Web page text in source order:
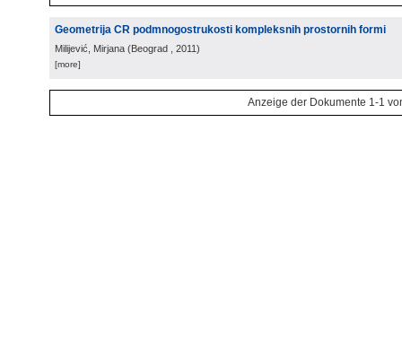
Geometrija CR podmnogostrukosti kompleksnih prostornih formi
Milijević, Mirjana (Beograd , 2011)
[more]
Anzeige der Dokumente 1-1